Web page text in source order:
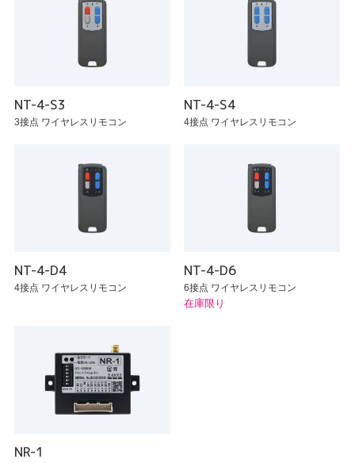
NT-4-S3
3接点 ワイヤレスリモコン
NT-4-S4
4接点 ワイヤレスリモコン
NT-4-D4
4接点 ワイヤレスリモコン
NT-4-D6
6接点 ワイヤレスリモコン
在庫限り
NR-1